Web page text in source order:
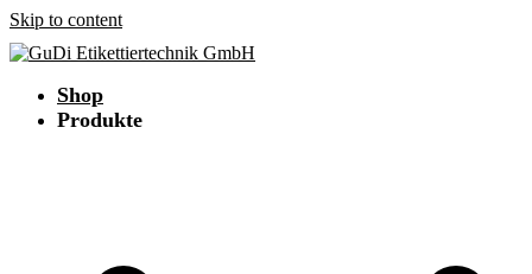
Skip to content
Shop
Produkte